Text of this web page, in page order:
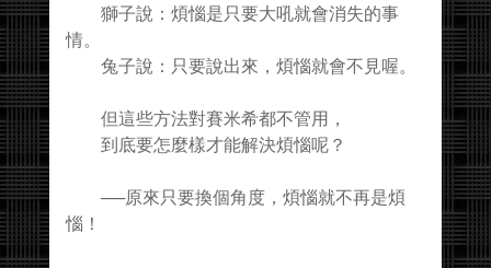
獅子說：煩惱是只要大吼就會消失的事
情。
兔子說：只要說出來，煩惱就會不見喔。
但這些方法對賽米希都不管用，
到底要怎麼樣才能解決煩惱呢？
──原來只要換個角度，煩惱就不再是煩
惱！